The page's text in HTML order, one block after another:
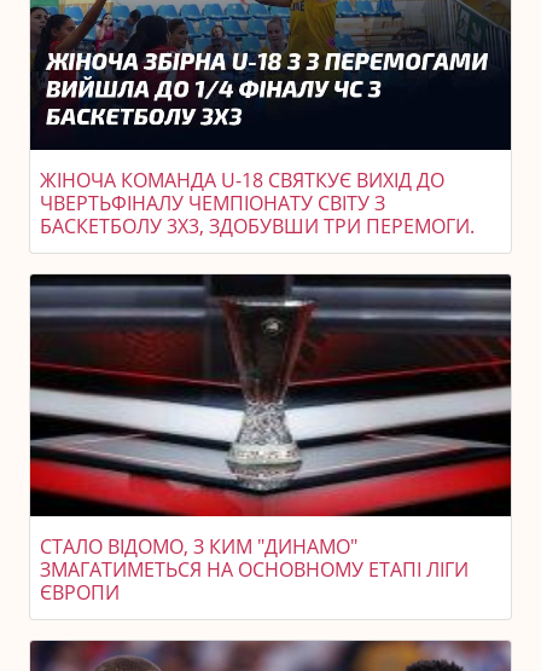
ЖІНОЧА КОМАНДА U-18 СВЯТКУЄ ВИХІД ДО
ЧВЕРТЬФІНАЛУ ЧЕМПІОНАТУ СВІТУ З
БАСКЕТБОЛУ 3X3, ЗДОБУВШИ ТРИ ПЕРЕМОГИ.
СТАЛО ВІДОМО, З КИМ "ДИНАМО"
ЗМАГАТИМЕТЬСЯ НА ОСНОВНОМУ ЕТАПІ ЛІГИ
ЄВРОПИ